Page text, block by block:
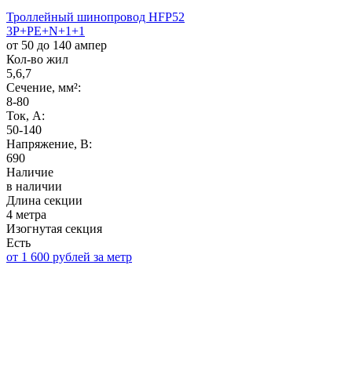
Троллейный шинопровод HFP52
3P+PE+N+1+1
от 50 до 140 ампер
Кол-во жил
5,6,7
Сечение, мм²:
8-80
Ток, А:
50-140
Напряжение, B:
690
Наличие
в наличии
Длина секции
4 метра
Изогнутая секция
Есть
от 1 600 рублей за метр